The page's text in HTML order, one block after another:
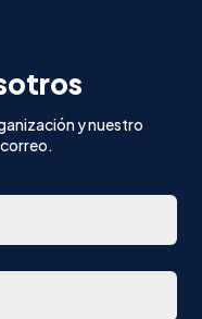
y nuestro